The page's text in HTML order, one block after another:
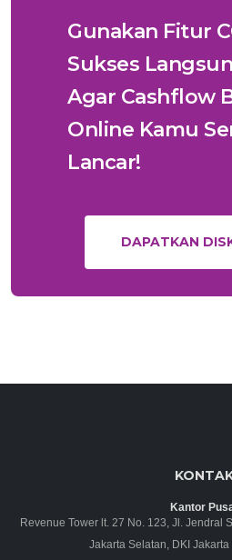
Gunakan Fitur
Sukses
Agar Cashflow
Online Kamu
Lancar!
DAPATKAN
Kantor
Revenue Tower lt. 27 No. 123, Jl. Jendral
Jakarta Selatan, DKI